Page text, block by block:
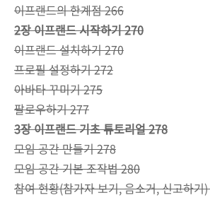
이프랜드의 한계점 266
2장 이프랜드 시작하기 270
이프랜드 설치하기 270
프로필 설정하기 272
아바타 꾸미기 275
팔로우하기 277
3장 이프랜드 기초 튜토리얼 278
모임 공간 만들기 278
모임 공간 기본 조작법 280
참여 현황(참가자 보기, 음소거, 신고하기